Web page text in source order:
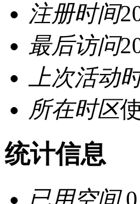
注册时间
最后访问
上次活动
所在时区
统计信息